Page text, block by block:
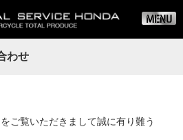
わせ
ご覧いただきまして誠に有り難う